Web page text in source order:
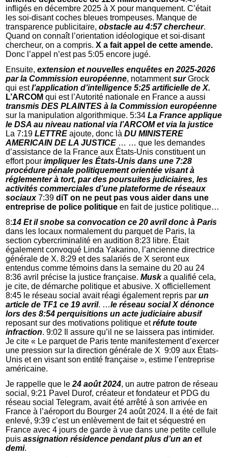
infligés en décembre 2025 à X pour manquement. C’était
les soi-disant coches bleues trompeuses. Manque de
transparence publicitaire,obstacle au 4:57 chercheur.
Quand on connaît l’orientation idéologique et soi-disant
chercheur, on a compris.X a fait appel de cette amende.
Donc l’appel n’est pas 5:05 encore jugé.
Ensuite,extension et nouvelles enquêtes en 2025-2026
par la Commission européenne, notammentsurGrock
qui estl’application d’intelligence 5:25 artificielle de X.
L’ARCOM qui est l’Autorité nationale en France a aussi
transmis DES PLAINTES à la Commission européenne
sur la manipulation algorithmique. 5:34La France applique
le DSA au niveau national via l’ARCOM et via la justice
La 7:19LETTRE ajoute, donc làDU MINISTERE
AMERICAIN DE LA JUSTICE … … que les demandes
d’assistance de la France aux États-Unis constituent un
effort pourimpliquer les États-Unis dans une 7:28
procédure pénale politiquement orientée visant à
réglementer à tort, par des poursuites judiciaires, les
activités commerciales d’une plateforme de réseaux
sociaux7:39diT on ne peut pas vous aider dans une
entreprise de police politique en fait de justice politique…
8:14 Et il snobe sa convocation ce 20 avril donc à Paris
dans les locaux normalement du parquet de Paris, la
section cybercriminalité en audition 8:23 libre. Était
également convoqué Linda Yakarino, l’ancienne directrice
générale de X. 8:29 et des salariés de X seront eux
entendus comme témoins dans la semaine du 20 au 24
8:36 avril précise la justice française.Muska qualifié cela,
je cite, de démarche politique et abusive. X officiellement
8:45 le réseau social avait réagi également repris parun
article de TF1 ce 19 avril. …le réseau social X dénonce
lors des 8:54 perquisitions un acte judiciaire abusif
reposant sur des motivations politique etréfute toute
infraction. 9:02 Il assure qu’il ne se laissera pas intimider.
Je cite « Le parquet de Paris tente manifestement d’exercer
une pression sur la direction générale de X 9:09 aux États-
Unis et en visant son entité française », estime l’entreprise
américaine.
Je rappelle que le24 août 2024, un autre patron de réseau
social, 9:21 Pavel Durof, créateur et fondateur et PDG du
réseau social Telegram, avait été arrêté à son arrivée en
France à l’aéroport du Bourger 24 août 2024. Il a été de fait
enlevé, 9:39 c’est un enlèvement de fait et séquestré en
France avec 4 jours de garde à vue dans une petite cellule
puisassignation résidence pendant plus d’un an et
demi.